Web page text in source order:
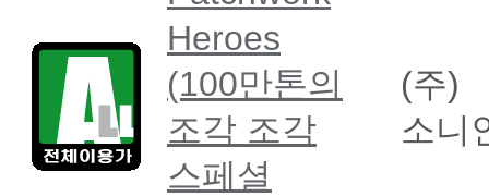
Heroes
(100만톤의
조각 조각
스페셜
(주)
소니